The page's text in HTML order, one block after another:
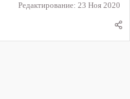
Редактирование: 23 Ноя 2020